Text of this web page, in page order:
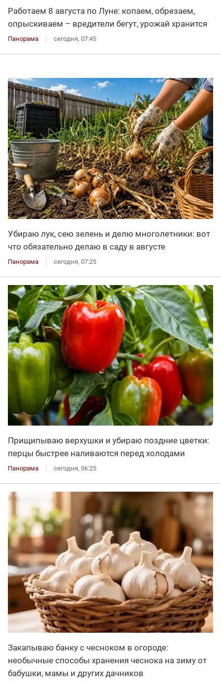
Работаем 8 августа по Луне: копаем, обрезаем,
опрыскиваем – вредители бегут, урожай хранится
Панорама сегодня, 07:45
Убираю лук, сею зелень и делю многолетники: вот
что обязательно делаю в саду в августе
Панорама сегодня, 07:25
Прищипываю верхушки и убираю поздние цветки:
перцы быстрее наливаются перед холодами
Панорама сегодня, 06:25
Закапываю банку с чесноком в огороде:
необычные способы хранения чеснока на зиму от
бабушки, мамы и других дачников